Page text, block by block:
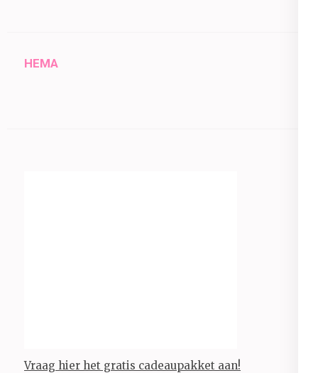
HEMA
Vraag hier het gratis cadeaupakket aan!